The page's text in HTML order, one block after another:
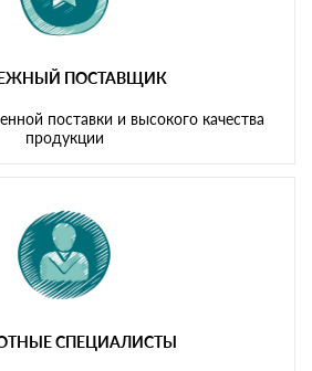
ПОСТАВЩИК
поставки и высокого качества
продукции
СПЕЦИАЛИСТЫ